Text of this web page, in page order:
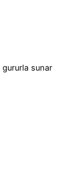
gururla sunar